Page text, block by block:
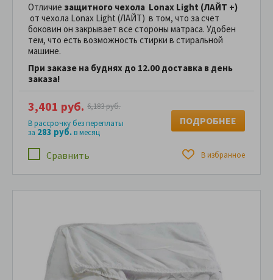
Отличие защитного чехола Lonax Light (ЛАЙТ +)
от чехола Lonax Light (ЛАЙТ) в том, что за счет
боковин он закрывает все стороны матраса. Удобен
тем, что есть возможность стирки в стиральной
машине.
При заказе на буднях до 12.00 доставка в день
заказа!
Сравнить В избранное
3,401 руб. 6,183 руб.
В рассрочку без переплаты
за 283 руб.в месяц
ПОДРОБНЕЕ